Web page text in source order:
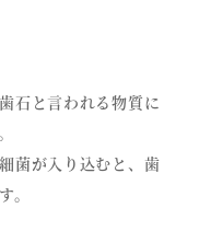
石と言われる物質に
菌が入り込むと、歯
。